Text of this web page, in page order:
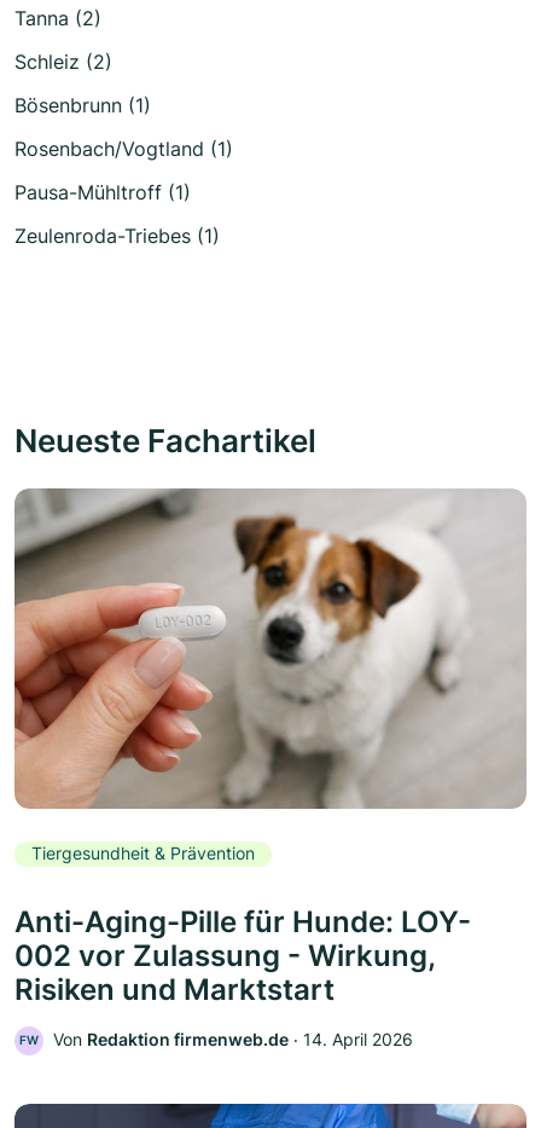
Tanna (2)
Schleiz (2)
Bösenbrunn (1)
Rosenbach/Vogtland (1)
Pausa-Mühltroff (1)
Zeulenroda-Triebes (1)
Neueste Fachartikel
Tiergesundheit & Prävention
Anti-Aging-Pille für Hunde: LOY-
002 vor Zulassung - Wirkung,
Risiken und Marktstart
FW Von Redaktion firmenweb.de ‧ 14. April 2026